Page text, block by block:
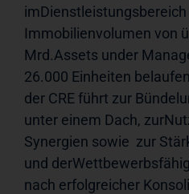
imDienstleistungsbereich
Immobilienvolumen von
Mrd.Assets under
26.000 Einheiten
der CRE führt zur
unter einem Dach,
Synergien sowie  zur
und
nach erfolgreicher